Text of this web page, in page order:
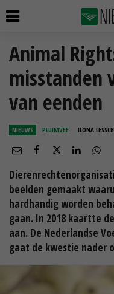
Animal
misstanden
van eenden
NIEUWS PLUIMVEE ILONA
beelden gemaakt
hardhandig worden
gaan. In 2018 kaartte
aan. De Nederlandse
gaat de kwestie nader